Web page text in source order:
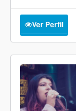
Ver Perfil